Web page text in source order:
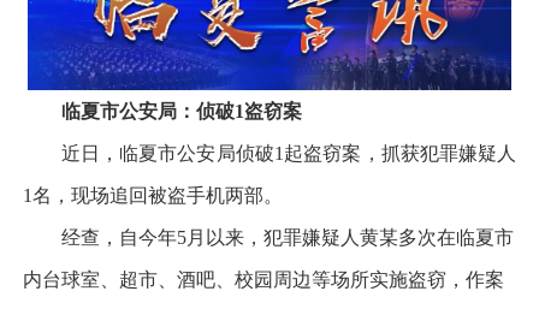
临夏市公安局：侦破1盗窃案
近日，临夏市公安局侦破1起盗窃案，抓获犯罪嫌疑人
1名，现场追回被盗手机两部。
经查，自今年5月以来，犯罪嫌疑人黄某多次在临夏市
内台球室、超市、酒吧、校园周边等场所实施盗窃，作案